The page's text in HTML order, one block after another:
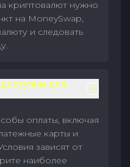
криптовалют нужно
на MoneySwap,
и следовать
для
оплаты, включая
карты и
зависят от
наиболее